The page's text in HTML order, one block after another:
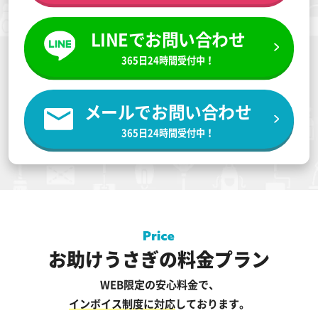
LINEでお問い合わせ
365日24時間受付中！
メールでお問い合わせ
365日24時間受付中！
お助けうさぎの料金プラン
WEB限定の安心料金で、
インボイス制度に対応しております。